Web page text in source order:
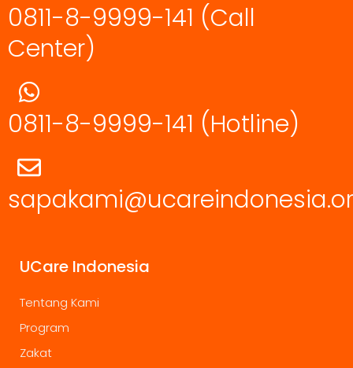
0811-8-9999-141 (Call
Center)
0811-8-9999-141 (Hotline)
UCare Indonesia
Tentang Kami
Program
Zakat